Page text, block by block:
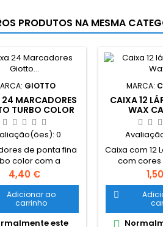
PRODUTOS NA MESMA
GIOTTO
MARCADORES
TURBO COLOR
0
de ponta fina
color com a
Giotto. Marcador
que não
ventilada e
segurança. tintas
à base de água.
Preço
4,40 €
Adicionar ao
carrinho
este
MARCA:
CAIXA 12
WAX
Caixa com 12
com cores
laváveis.
Corpo
